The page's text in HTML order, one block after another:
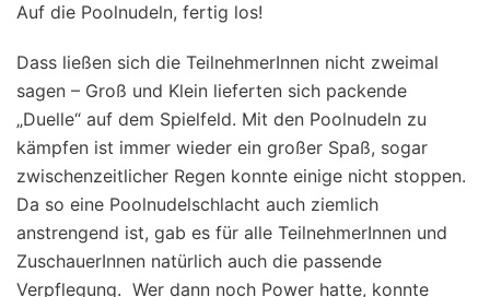
Auf die Poolnudeln, fertig los!
Dass ließen sich die TeilnehmerInnen nicht zweimal
sagen – Groß und Klein lieferten sich packende
„Duelle“ auf dem Spielfeld. Mit den Poolnudeln zu
kämpfen ist immer wieder ein großer Spaß, sogar
zwischenzeitlicher Regen konnte einige nicht stoppen.
Da so eine Poolnudelschlacht auch ziemlich
anstrengend ist, gab es für alle TeilnehmerInnen und
ZuschauerInnen natürlich auch die passende
Verpflegung. Wer dann noch Power hatte, konnte